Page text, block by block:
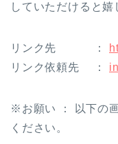
していただけると
リンク先 ：
リンク依頼先 ：
※お願い ： 以下の
ください。